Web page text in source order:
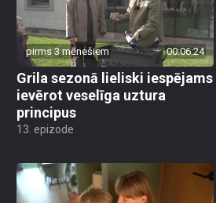
pirms 3 mēnešiem 00:06:24
Grila sezonā lieliski iespējams
ievērot veselīga uztura
principus
13. epizode